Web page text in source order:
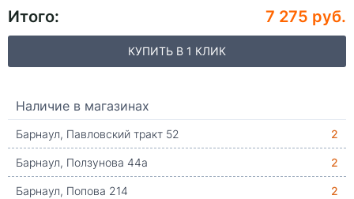
Итого: 7 275 руб.
КУПИТЬ В 1 КЛИК
Наличие в магазинах
Барнаул, Павловский тракт 52
2
Барнаул, Ползунова 44а
2
Барнаул, Попова 214
2